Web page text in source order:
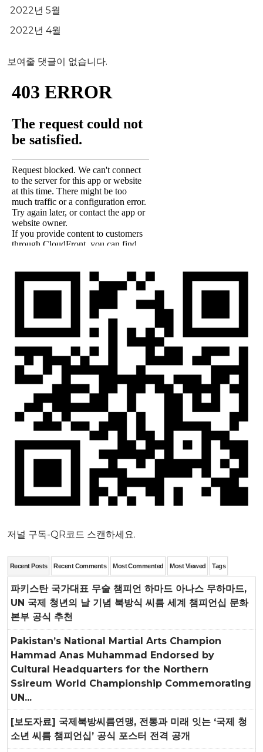
2022년 5월
2022년 4월
보여줄 댓글이 없습니다.
저널 구독-QR코드 스캔하세요.
Recent Posts Recent Comments Most Commented Most Viewed Tags
파키스탄 국가대표 무술 챔피언 하마드 아나스 무하마드,
UN 국제 청년의 날 기념 북방식 씨름 세계 챔피언십 문화
본부 공식 추천
Pakistan’s National Martial Arts Champion
Hammad Anas Muhammad Endorsed by
Cultural Headquarters for the Northern
Ssireum World Championship Commemorating
UN...
[보도자료] 국제북방씨름연맹, 전통과 미래 잇는 ‘국제 청
소년 씨름 챔피언십’ 공식 포스터 전격 공개